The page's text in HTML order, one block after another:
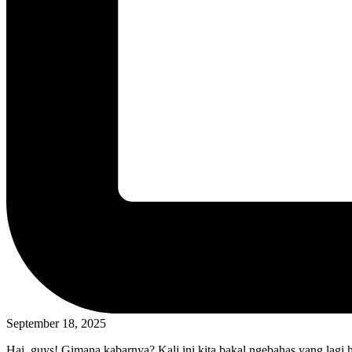
September 18, 2025